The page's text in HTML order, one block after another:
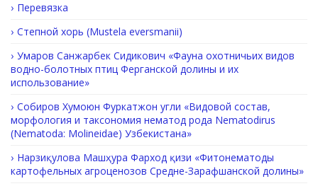
Перевязка
Степной хорь (Mustela eversmanii)
Умаров Санжарбек Сидикович «Фауна охотничьих видов
водно-болотных птиц Ферганской долины и их
использование»
Собиров Хумоюн Фуркатжон угли «Видовой состав,
морфология и таксономия нематод рода Nematodirus
(Nematoda: Molineidae) Узбекистана»
Нарзиқулова Машҳура Фарход қизи «Фитонематоды
картофельных агроценозов Средне-Зарафшанской долины»